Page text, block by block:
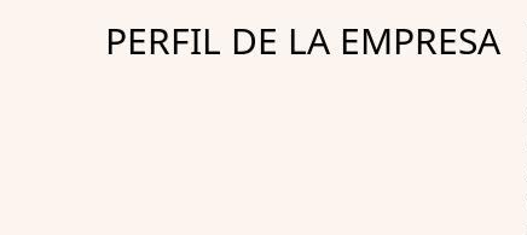
PERFIL DE LA EMPRESA